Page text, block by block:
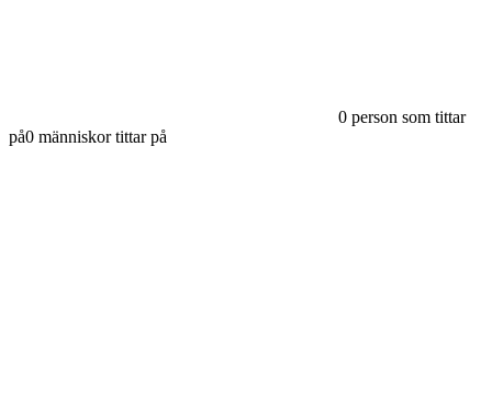
0 person som tittar
på0 människor tittar på